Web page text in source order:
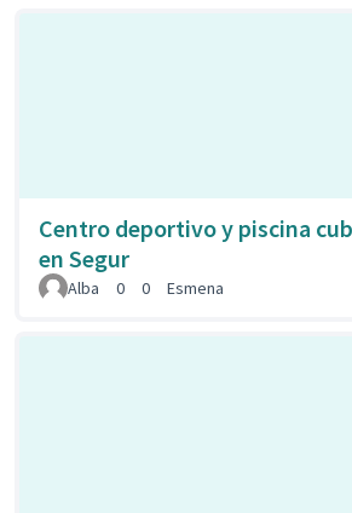
Centro deportivo y piscina
en Segur
Alba
0 0 Esmena